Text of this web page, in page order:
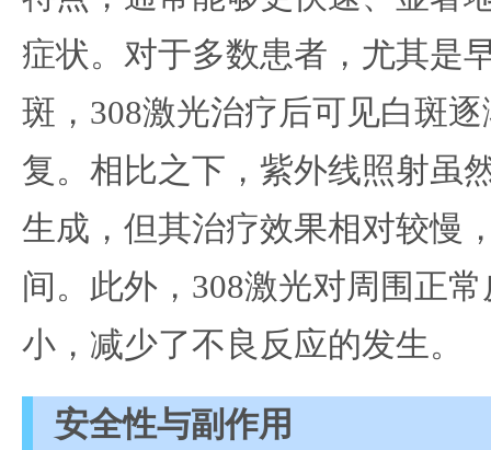
症状。对于多数患者，尤其是
斑，308激光治疗后可见白斑
复。相比之下，紫外线照射虽
生成，但其治疗效果相对较慢
间。此外，308激光对周围正
小，减少了不良反应的发生。
安全性与副作用